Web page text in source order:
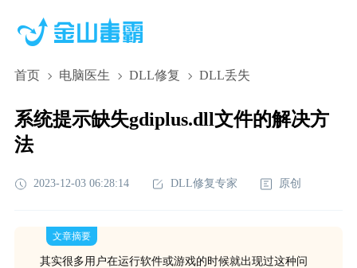
首页 电脑医生 DLL修复 DLL丢失
系统提示缺失gdiplus.dll文件的解决方
法
2023-12-03 06:28:14 DLL修复专家 原创
文章摘要
其实很多用户在运行软件或游戏的时候就出现过这种问